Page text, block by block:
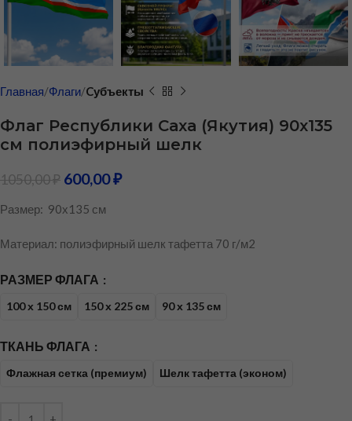
Главная Флаги Cубъекты
Флаг Республики Саха (Якутия) 90х135
см полиэфирный шелк
1050,00₽ 600,00₽
Размер: 90х135 см
Материал: полиэфирный шелк тафетта 70 г/м2
РАЗМЕР ФЛАГА
100 х 150 см 150 х 225 см 90 х 135 см
ТКАНЬ ФЛАГА
Флажная сетка (премиум) Шелк тафетта (эконом)